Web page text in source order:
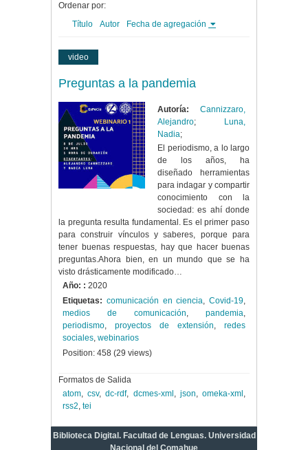
Ordenar por:
Título
Autor Fecha de agregación
video
Preguntas a la pandemia
Autoría:
Cannizzaro,
Alejandro;
Luna,
Nadia;
El periodismo, a lo largo
de los años, ha
diseñado herramientas
para indagar y compartir
conocimiento con la
sociedad: es ahí donde
la pregunta resulta fundamental. Es el primer paso
para construir vínculos y saberes, porque para
tener buenas respuestas, hay que hacer buenas
preguntas.Ahora bien, en un mundo que se ha
visto drásticamente modificado…
Año: : 2020
Etiquetas: comunicación en ciencia, Covid-19,
medios de comunicación, pandemia,
periodismo, proyectos de extensión, redes
sociales, webinarios
Position: 458 (29 views)
Formatos de Salida
atom,csv,dc-rdf, dcmes-xml , json,omeka-xml ,
rss2, tei
Biblioteca Digital. Facultad de Lenguas. Universidad
Nacional del Comahue